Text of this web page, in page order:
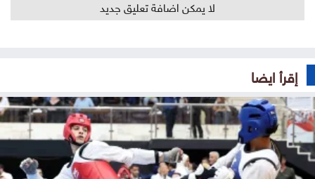
لا يمكن اضافة تعليق جديد
إقرأ ايضا